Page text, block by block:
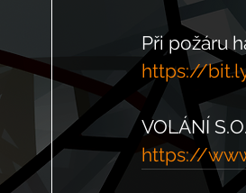
Při požáru
https://
VOLÁNÍ
https://